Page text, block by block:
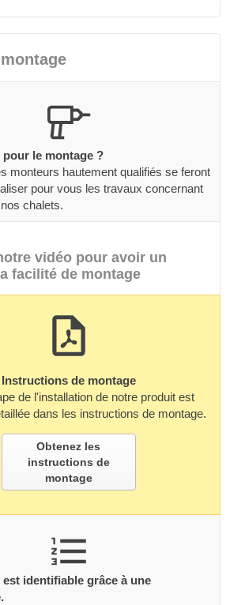
pour le montage ?
monteurs hautement qualifiés se feront
pour vous les travaux concernant
chalets.
vidéo pour avoir un
facilité de montage
Instructions de montage
de l'installation de notre produit est
dans les instructions de montage.
Obtenez les
instructions de
montage
est identifiable grâce à une